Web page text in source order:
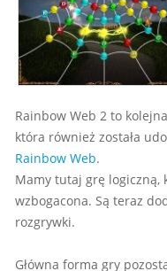
Rainbow Web 2 to
która również została
Rainbow Web.
Mamy tutaj grę logiczną,
wzbogacona. Są teraz
rozgrywki.
Główna forma gry